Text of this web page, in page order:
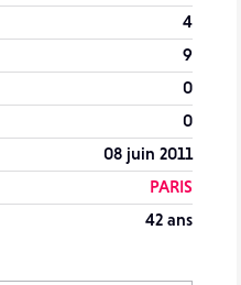
4
9
0
0
08 juin 2011
PARIS
42 ans